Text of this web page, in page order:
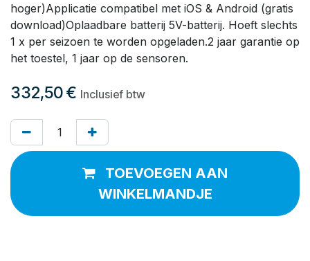
hoger)Applicatie compatibel met iOS & Android (gratis
download)Oplaadbare batterij 5V-batterij. Hoeft slechts
1 x per seizoen te worden opgeladen.2 jaar garantie op
het toestel, 1 jaar op de sensoren.
332,50€ Inclusief btw
TOEVOEGEN AAN
WINKELMANDJE